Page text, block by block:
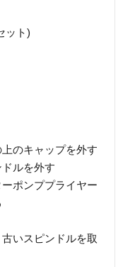
ット)
のキャップを外す
ルを外す
ポンププライヤー
いスピンドルを取